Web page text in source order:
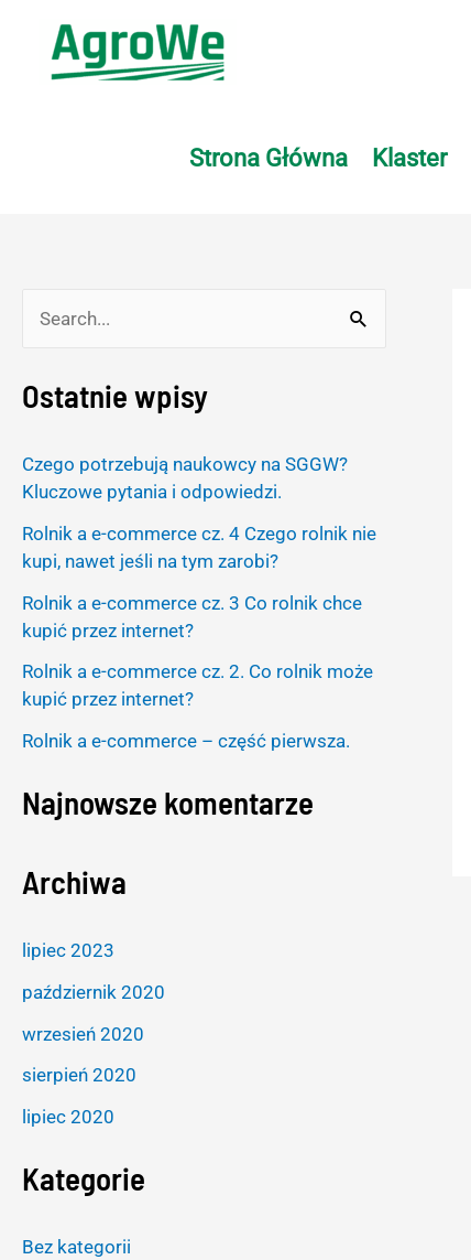
content
Strona Główna Klaster
a
c
f
r
:
Ostatnie wpisy
Czego potrzebują naukowcy na SGGW?
Kluczowe pytania i odpowiedzi.
Rolnik a e-commerce cz. 4 Czego rolnik nie
kupi, nawet jeśli na tym zarobi?
Rolnik a e-commerce cz. 3 Co rolnik chce
kupić przez internet?
Rolnik a e-commerce cz. 2. Co rolnik może
kupić przez internet?
Rolnik a e-commerce – część pierwsza.
Najnowsze komentarze
Archiwa
lipiec 2023
październik 2020
wrzesień 2020
sierpień 2020
lipiec 2020
Kategorie
Bez kategorii